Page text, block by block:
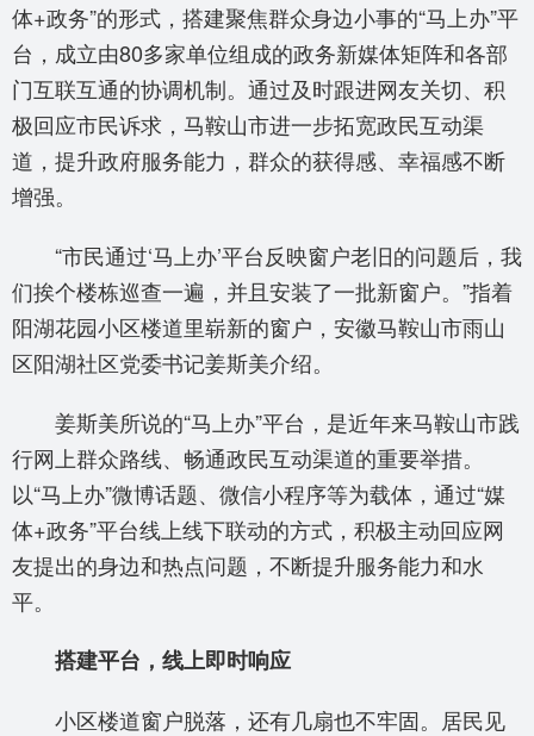
体+政务”的形式，搭建聚焦群众身边小事的“马上办”平
台，成立由80多家单位组成的政务新媒体矩阵和各部
门互联互通的协调机制。通过及时跟进网友关切、积
极回应市民诉求，马鞍山市进一步拓宽政民互动渠
道，提升政府服务能力，群众的获得感、幸福感不断
增强。
“市民通过‘马上办’平台反映窗户老旧的问题后，我
们挨个楼栋巡查一遍，并且安装了一批新窗户。”指着
阳湖花园小区楼道里崭新的窗户，安徽马鞍山市雨山
区阳湖社区党委书记姜斯美介绍。
姜斯美所说的“马上办”平台，是近年来马鞍山市践
行网上群众路线、畅通政民互动渠道的重要举措。
以“马上办”微博话题、微信小程序等为载体，通过“媒
体+政务”平台线上线下联动的方式，积极主动回应网
友提出的身边和热点问题，不断提升服务能力和水
平。
搭建平台，线上即时响应
小区楼道窗户脱落，还有几扇也不牢固。居民见